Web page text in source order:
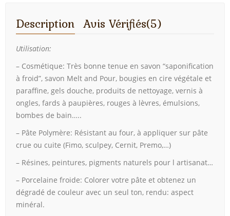
Description Avis Vérifiés(5)
Utilisation:
– Cosmétique: Très bonne tenue en savon “saponification
à froid”, savon Melt and Pour, bougies en cire végétale et
paraffine, gels douche, produits de nettoyage, vernis à
ongles, fards à paupières, rouges à lèvres, émulsions,
bombes de bain…..
– Pâte Polymère: Résistant au four, à appliquer sur pâte
crue ou cuite (Fimo, sculpey, Cernit, Premo,…)
– Résines, peintures, pigments naturels pour l artisanat…
– Porcelaine froide: Colorer votre pâte et obtenez un
dégradé de couleur avec un seul ton, rendu: aspect
minéral.